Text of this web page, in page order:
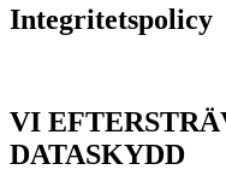
Integritetspolicy
VI
DATASKYDD